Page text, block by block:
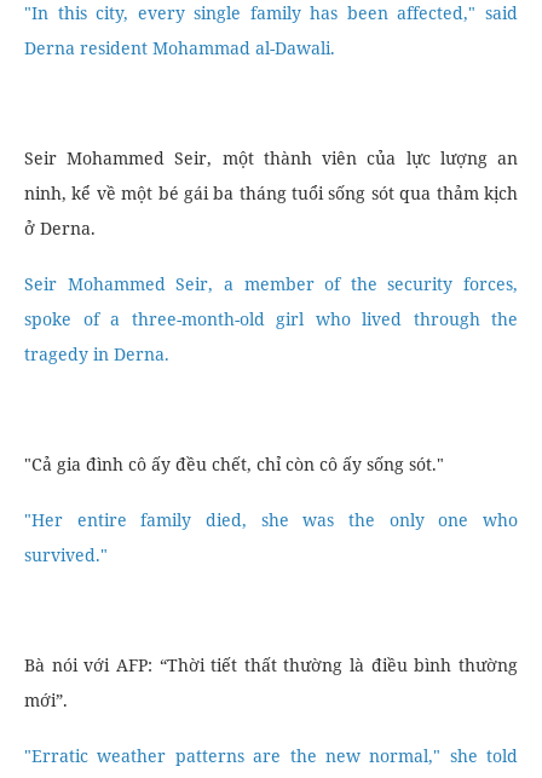
"In this city, every single family has been affected," said
Derna resident Mohammad al-Dawali.
Seir Mohammed Seir, một thành viên của lực lượng an
ninh, kể về một bé gái ba tháng tuổi sống sót qua thảm kịch
ở Derna.
Seir Mohammed Seir, a member of the security forces,
spoke of a three-month-old girl who lived through the
tragedy in Derna.
"Cả gia đình cô ấy đều chết, chỉ còn cô ấy sống sót."
"Her entire family died, she was the only one who
survived."
Bà nói với AFP: “Thời tiết thất thường là điều bình thường
mới”.
"Erratic weather patterns are the new normal," she told